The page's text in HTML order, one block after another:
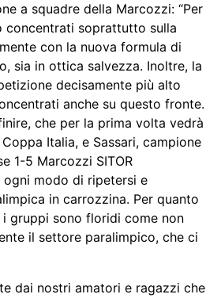
a squadre della Marcozzi: “Per
concentrati soprattutto sulla
con la nuova formula di
sia in ottica salvezza. Inoltre, la
decisamente più alto
anche su questo fronte.
che per la prima volta vedrà
Italia, e Sassari, campione
1-5 Marcozzi SITOR
ogni modo di ripetersi e
in carrozzina. Per quanto
gruppi sono floridi come non
il settore paralimpico, che ci
dai nostri amatori e ragazzi che